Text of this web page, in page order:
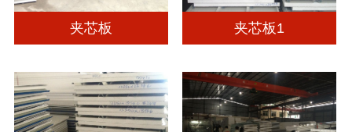
夹芯板 夹芯板1